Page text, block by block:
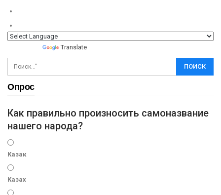
Translate
Опрос
Как правильно произносить самоназвание
нашего народа?
Казак
Казах